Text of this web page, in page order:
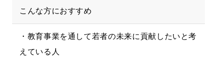
こんな方におすすめ
・教育事業を通して若者の未来に貢献したいと考
えている人